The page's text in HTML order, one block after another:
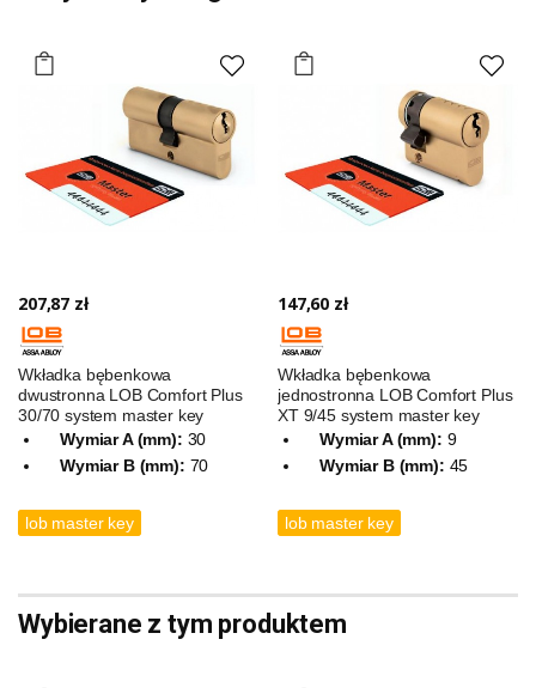
207,87 zł
Wkładka bębenkowa
dwustronna LOB Comfort Plus
30/70 system master key
Wymiar A (mm): 30
Wymiar B (mm): 70
lob master key
147,60 zł
Wkładka bębenkowa
jednostronna LOB Comfort Plus
XT 9/45 system master key
Wymiar A (mm): 9
Wymiar B (mm): 45
lob master key
Wybierane z tym produktem